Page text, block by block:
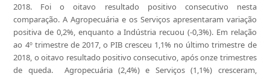
2018. Foi o oitavo resultado positivo consecutivo nesta
comparação. A Agropecuária e os Serviços apresentaram variação
positiva de 0,2%, enquanto a Indústria recuou (-0,3%). Em relação
ao 4º trimestre de 2017, o PIB cresceu 1,1% no último trimestre de
2018, o oitavo resultado positivo consecutivo, após onze trimestres
de queda. Agropecuária (2,4%) e Serviços (1,1%) cresceram,